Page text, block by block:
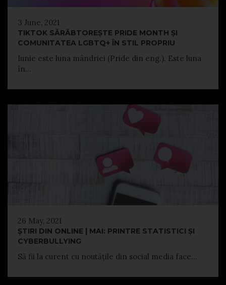
3 June, 2021
TIKTOK SĂRĂBTOREȘTE PRIDE MONTH ȘI
COMUNITATEA LGBTQ+ ÎN STIL PROPRIU
Iunie este luna mândriei (Pride din eng.). Este luna
în...
26 May, 2021
ȘTIRI DIN ONLINE | MAI: PRINTRE STATISTICI ȘI
CYBERBULLYING
Să fii la curent cu noutățile din social media face...